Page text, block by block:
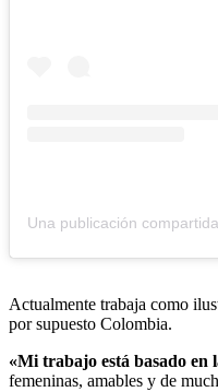
Una publicación
Actualmente trabaja como
por supuesto Colombia.
«Mi trabajo está basado en
femeninas, amables y de